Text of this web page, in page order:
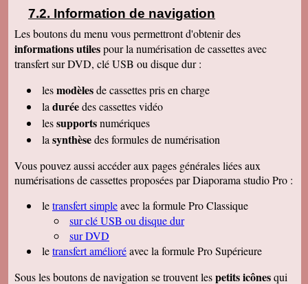
Information de navigation
Les boutons du menu vous permettront d'obtenir des
informations utilespour la numérisation de cassettes avec
transfert sur DVD, clé USB ou disque dur :
lesmodèlesde cassettes pris en charge
la duréedes cassettes vidéo
lessupportsnumériques
la synthèsedes formules de numérisation
Vous pouvez aussi accéder aux pages générales liées aux
numérisations de cassettes proposées par Diaporama studio Pro :
letransfert simpleavec la formule Pro Classique
sur clé USB ou disque dur
sur DVD
letransfert amélioréavec la formule Pro Supérieure
Sous les boutons de navigation se trouvent lespetits icônesqui